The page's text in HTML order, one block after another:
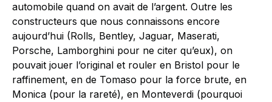
automobile quand on avait de l’argent. Outre les
constructeurs que nous connaissons encore
aujourd’hui (Rolls, Bentley, Jaguar, Maserati,
Porsche, Lamborghini pour ne citer qu’eux), on
pouvait jouer l’original et rouler en Bristol pour le
raffinement, en de Tomaso pour la force brute, en
Monica (pour la rareté), en Monteverdi (pourquoi